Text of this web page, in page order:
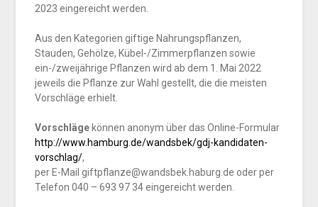
2023 eingereicht werden.
Aus den Kategorien giftige Nahrungspflanzen,
Stauden, Gehölze, Kübel-/Zimmerpflanzen sowie
ein-/zweijährige Pflanzen wird ab dem 1. Mai 2022
jeweils die Pflanze zur Wahl gestellt, die die meisten
Vorschläge erhielt.
Vorschlägekönnen anonym über das Online-Formular
http://www.hamburg.de/wandsbek/gdj-kandidaten-
vorschlag/,
per E-Mail giftpflanze@wandsbek.haburg.de oder per
Telefon 040 – 693 97 34 eingereicht werden.